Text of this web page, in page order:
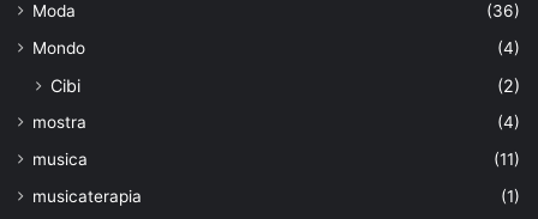
Moda
(36)
Mondo
(4)
Cibi (2)
mostra
(4)
musica
(11)
musicaterapia
(1)